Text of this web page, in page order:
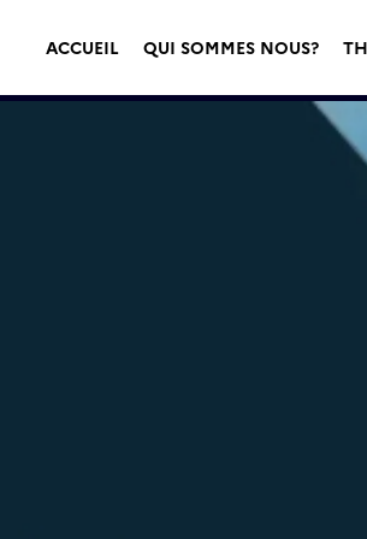
ACCUEIL QUI SOMMES NOUS?